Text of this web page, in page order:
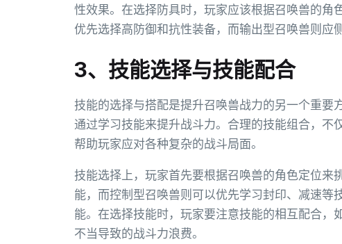
性效果。在选择防具时，玩家应该根据召唤兽的角
优先选择高防御和抗性装备，而输出型召唤兽则应
3、技能选择与技能配合
技能的选择与搭配是提升召唤兽战力的另一个重要
通过学习技能来提升战斗力。合理的技能组合，不
帮助玩家应对各种复杂的战斗局面。
技能选择上，玩家首先要根据召唤兽的角色定位来
能，而控制型召唤兽则可以优先学习封印、减速等
能。在选择技能时，玩家要注意技能的相互配合，
不当导致的战斗力浪费。